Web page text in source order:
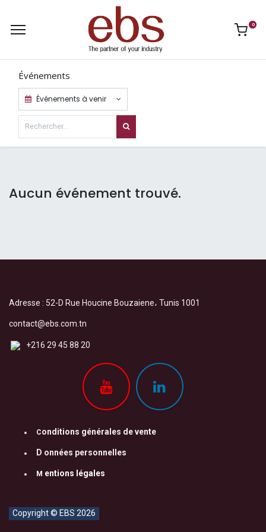
0
Événements
Événements à venir
Aucun événement trouvé.
Adresse : 52-D Rue Houcine Bouzaiene، Tunis 1001
contact@ebs.com.tn
+216 29 45 88 20
Conditions générales de vente
D onnées personnelles​
M entions légales
Copyright © EBS 2026